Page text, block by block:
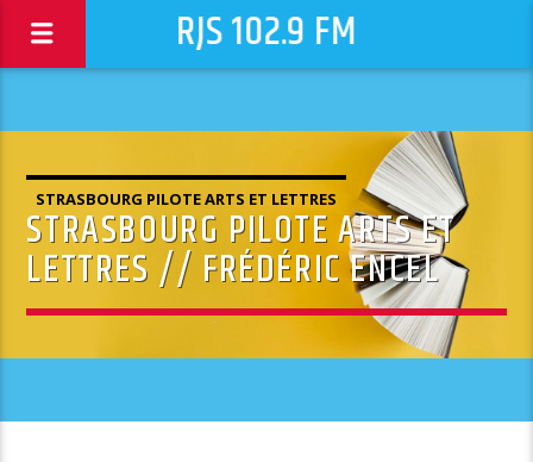
RJS 102.9 FM
STRASBOURG PILOTE ARTS ET LETTRES
STRASBOURG PILOTE ARTS ET
LETTRES // FRÉDÉRIC ENCEL